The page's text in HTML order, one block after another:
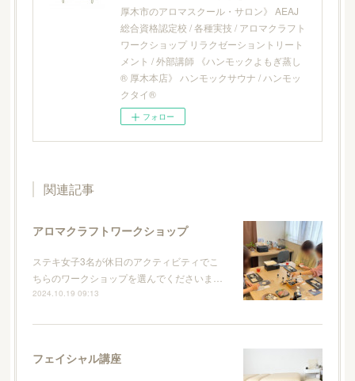
厚木市のアロマスクール・サロン》 AEAJ
総合資格認定校 / 各種実技 / アロマクラフト
ワークショップ リラクゼーショントリート
メント / 外部講師 《ハンモックよもぎ蒸し
® 厚木本店》 ハンモックサウナ / ハンモッ
クタイ®
フォロー
関連記事
アロマクラフトワークショップ
ステキ女子3名が休日のアクティビティでこ
ちらのワークショップを選んでくださいま…
2024.10.19 09:13
フェイシャル講座